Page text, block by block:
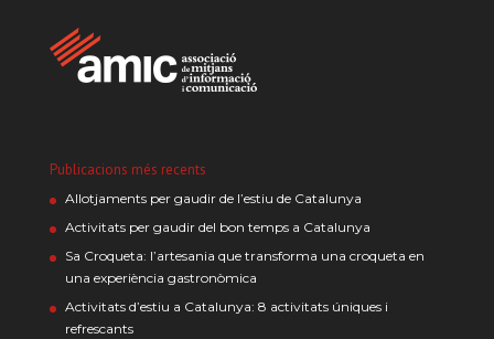
Publicacions més recents
Allotjaments per gaudir de l’estiu de Catalunya
Activitats per gaudir del bon temps a Catalunya
Sa Croqueta: l’artesania que transforma una croqueta en
una experiència gastronòmica
Activitats d’estiu a Catalunya: 8 activitats úniques i
refrescants